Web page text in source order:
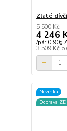
Zlaté
5 500 Kč
4 246
/pár 0,90g
3 509 Kč
Novinka
Doprava